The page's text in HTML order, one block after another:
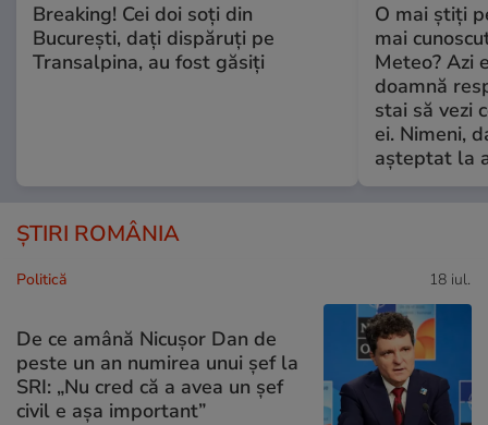
Breaking! Cei doi soți din
București, dați dispăruți pe
Transalpina, au fost găsiți
O mai știți
mai
Meteo? Azi
doamnă
stai să vezi
ei. Nimeni,
așteptat la
ȘTIRI ROMÂNIA
Politică 18 iul.
De ce amână Nicușor Dan de
peste un an numirea unui șef la
SRI: „Nu cred că a avea un şef
civil e așa important”